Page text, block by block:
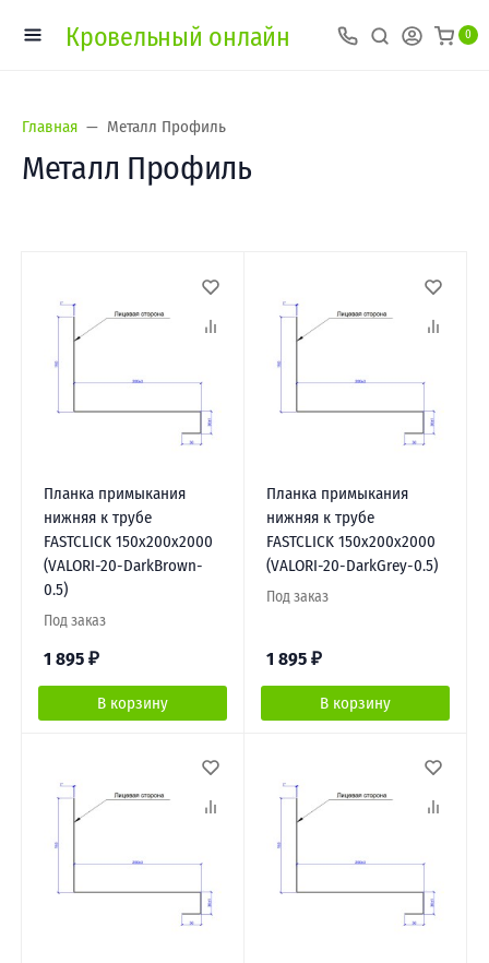
Кровельный онлайн 0
Главная Металл Профиль
Металл Профиль
Планка примыкания
нижняя к трубе
FASTCLICK 150х200х2000
(VALORI-20-DarkBrown-
0.5)
Под заказ
1 895 ₽
В корзину
Планка примыкания
нижняя к трубе
FASTCLICK 150х200х2000
(VALORI-20-DarkGrey-0.5)
Под заказ
1 895 ₽
В корзину